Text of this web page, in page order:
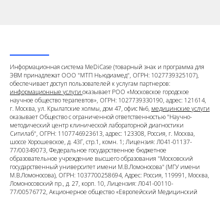
Информационная система MeDiCase (товарный знак и программа для
ЭВМ принадлежат ООО "МТП Ньюдиамед", ОГРН: 1027739325107),
обеспечивает доступ пользователей к услугам партнеров:
информационные услуги оказывает РОО «Московское городское
научное общество терапевтов», ОГРН: 1027739330190, адрес: 121614,
г. Москва, ул. Крылатские холмы, дом 47, офис №6, медицинские услуги
оказывает Общество с ограниченной ответственностью "Научно-
методический центр клинической лабораторной диагностики
Ситилаб", ОГРН: 1107746923613, адрес: 123308, Россия, г. Москва,
шоссе Хорошевское, д. 43Г, стр.1, комн. 1; Лицензия: Л041-01137-
77/00349073, Федеральное государственное бюджетное
образовательное учреждение высшего образования "Московский
государственный университет имени М.В.Ломоносова" (МГУ имени
М.В.Ломоносова), ОГРН: 1037700258694, Адрес: Россия, 119991, Москва,
Ломоносовский пр., д. 27, корп. 10, Лицензия: Л041-00110-
77/00576772, Акционерное общество «Европейский Медицинский